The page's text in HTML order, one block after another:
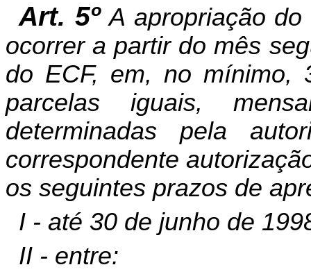
Art. 5ºA apropriação
ocorrer a partir do mês
do ECF, em, no mínimo,
parcelas iguais,
determinadas pela
correspondente
os seguintes prazos de
I - até 30 de junho de
II - entre: